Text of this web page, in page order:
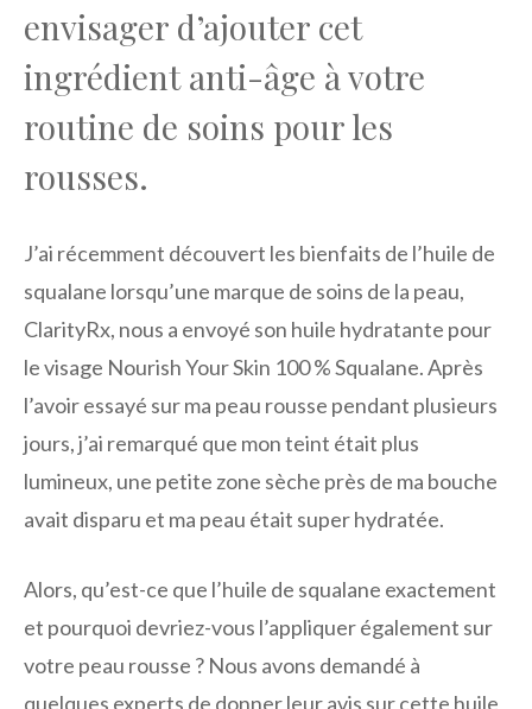
envisager d’ajouter cet
ingrédient anti-âge à votre
routine de soins pour les
rousses.
J’ai récemment découvert les bienfaits de l’huile de
squalane lorsqu’une marque de soins de la peau,
ClarityRx, nous a envoyé son huile hydratante pour
le visage Nourish Your Skin 100 % Squalane. Après
l’avoir essayé sur ma peau rousse pendant plusieurs
jours, j’ai remarqué que mon teint était plus
lumineux, une petite zone sèche près de ma bouche
avait disparu et ma peau était super hydratée.
Alors, qu’est-ce que l’huile de squalane exactement
et pourquoi devriez-vous l’appliquer également sur
votre peau rousse ? Nous avons demandé à
quelques experts de donner leur avis sur cette huile